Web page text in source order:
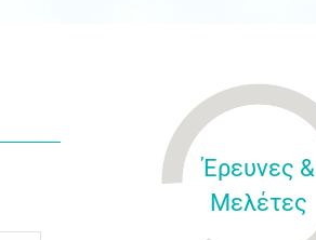
Έρευνες &
Μελέτες